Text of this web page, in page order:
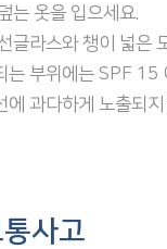
는 옷을 입으세요.
글라스와 챙이 넓은
는 부위에는 SPF 15
에 과다하게 노출되
사고